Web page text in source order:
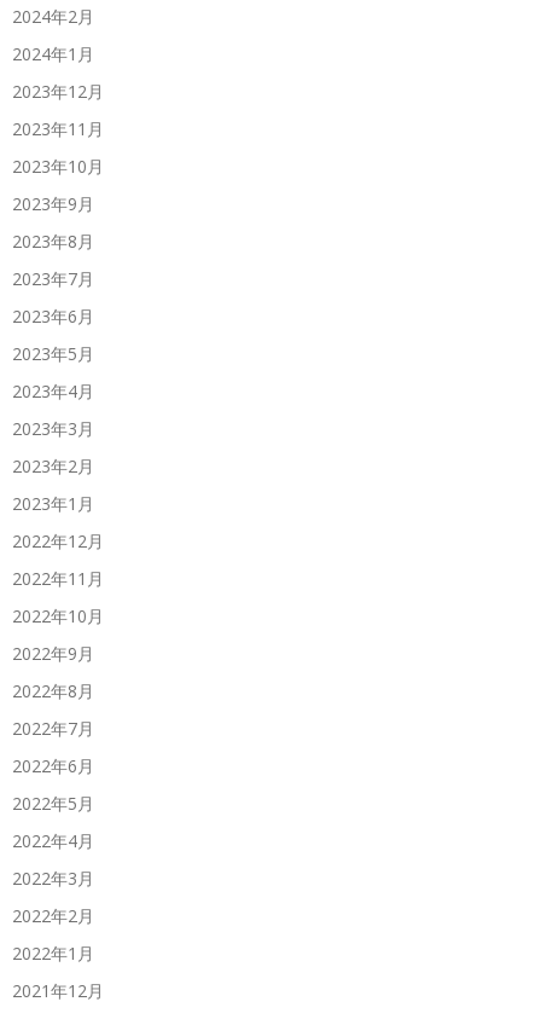
2024年2月
2024年1月
2023年12月
2023年11月
2023年10月
2023年9月
2023年8月
2023年7月
2023年6月
2023年5月
2023年4月
2023年3月
2023年2月
2023年1月
2022年12月
2022年11月
2022年10月
2022年9月
2022年8月
2022年7月
2022年6月
2022年5月
2022年4月
2022年3月
2022年2月
2022年1月
2021年12月